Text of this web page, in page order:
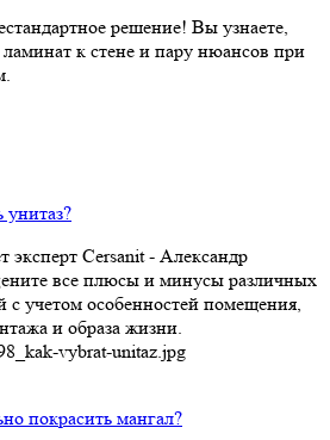
решение! Вы узнаете,
ламинат к стене и пару нюансов при
унитаз?
эксперт Cersanit - Александр
все плюсы и минусы различных
с учетом особенностей помещения,
и образа жизни.
покрасить мангал?